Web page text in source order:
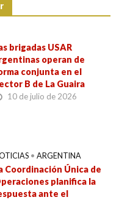
brigadas USAR
operan de
conjunta en el
B de La Guaira
10 de julio de 2026
• ARGENTINA
Coordinación Única de
planifica la
ante el